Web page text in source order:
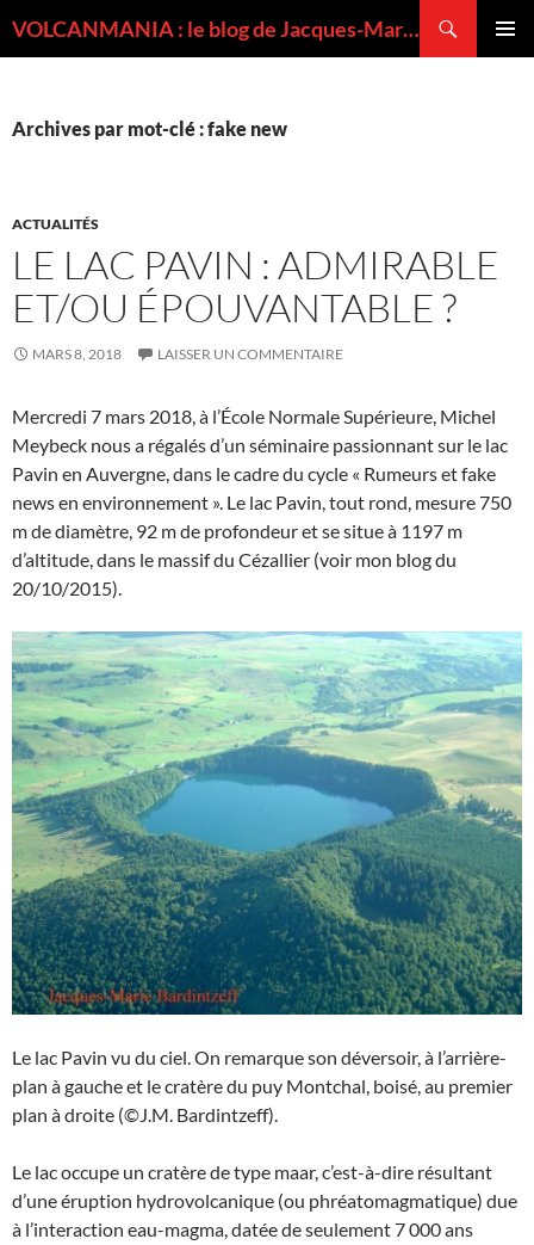
VOLCANMANIA : le blog de Jacques-Marie BARDINTZEFF, volcanologue
Archives par mot-clé : fake new
ACTUALITÉS
LE LAC PAVIN : ADMIRABLE
ET/OU ÉPOUVANTABLE ?
MARS 8, 2018 LAISSER UN COMMENTAIRE
Mercredi 7 mars 2018, à l’École Normale Supérieure, Michel
Meybeck nous a régalés d’un séminaire passionnant sur le lac
Pavin en Auvergne, dans le cadre du cycle « Rumeurs et fake
news en environnement ». Le lac Pavin, tout rond, mesure 750
m de diamètre, 92 m de profondeur et se situe à 1197 m
d’altitude, dans le massif du Cézallier (voir mon blog du
20/10/2015).
Le lac Pavin vu du ciel. On remarque son déversoir, à l’arrière-
plan à gauche et le cratère du puy Montchal, boisé, au premier
plan à droite (©J.M. Bardintzeff).
Le lac occupe un cratère de type maar, c’est-à-dire résultant
d’une éruption hydrovolcanique (ou phréatomagmatique) due
à l’interaction eau-magma, datée de seulement 7 000 ans